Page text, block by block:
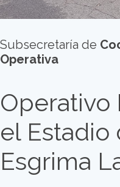
Subsecretaría de
Operativa
Operativo
el Estadio
Esgrima